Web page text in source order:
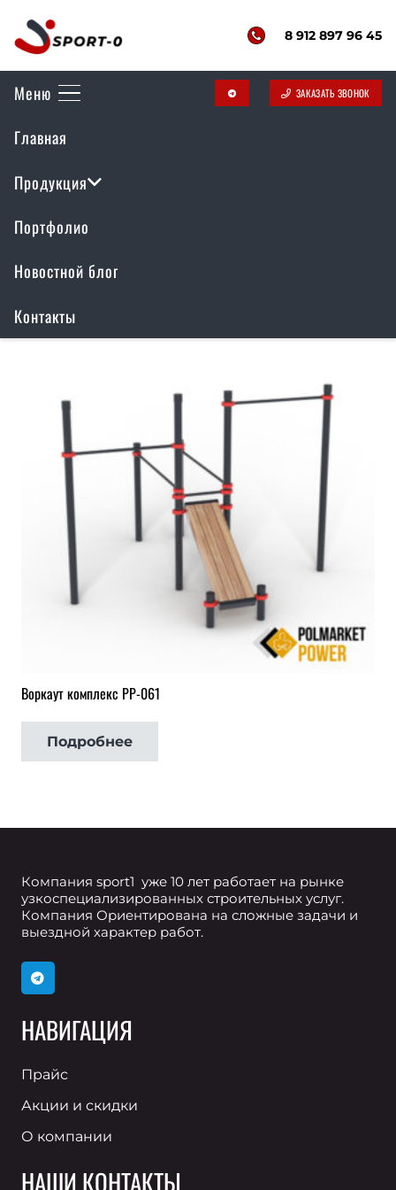
8 912 897 96 45
Меню
Главная
Продукция
Портфолио
Новостной блог
Контакты
telegram ЗАКАЗАТЬ ЗВОНОК
Воркаут комплекс
РР-061
Отображение единственного товара
Воркаут комплекс РР-061
Подробнее
Компания sport1 уже 10 лет работает на рынке
узкоспециализированных строительных услуг.
Компания Ориентирована на сложные задачи и
выездной характер работ.
НАВИГАЦИЯ
Прайс
Акции и скидки
О компании
НАШИ КОНТАКТЫ